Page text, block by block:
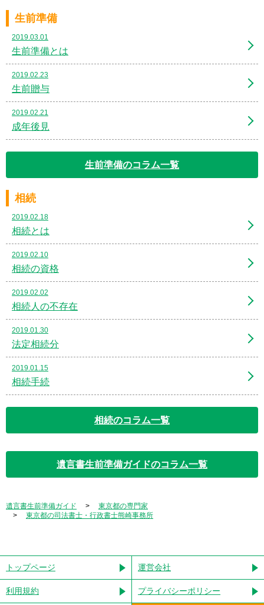
生前準備
2019.03.01
生前準備とは
2019.02.23
生前贈与
2019.02.21
成年後見
生前準備のコラム一覧
相続
2019.02.18
相続とは
2019.02.10
相続の資格
2019.02.02
相続人の不存在
2019.01.30
法定相続分
2019.01.15
相続手続
相続のコラム一覧
遺言書生前準備ガイドのコラム一覧
遺言書生前準備ガイド
東京都の専門家
東京都の司法書士・行政書士熊崎事務所
トップページ 運営会社
利用規約 プライバシーポリシー